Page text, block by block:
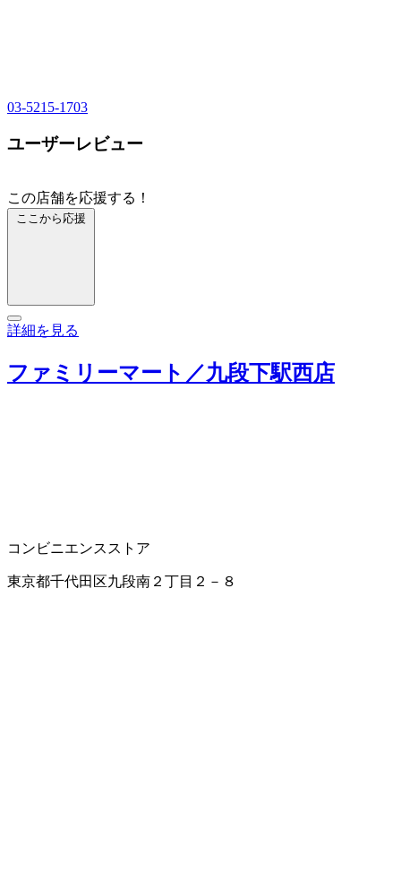
03-5215-1703
ユーザーレビュー
この店舗を応援する！
ここから応援
詳細を見る
ファミリーマート／九段下駅西店
コンビニエンスストア
東京都千代田区九段南２丁目２－８